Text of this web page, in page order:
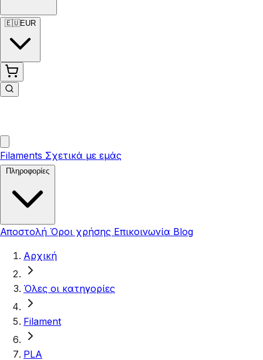
🇪🇺EUR
Filaments Σχετικά με εμάς
Αποστολή Όροι χρήσης Επικοινωνία Blog
Αρχική
Όλες οι κατηγορίες
Filament
PLA